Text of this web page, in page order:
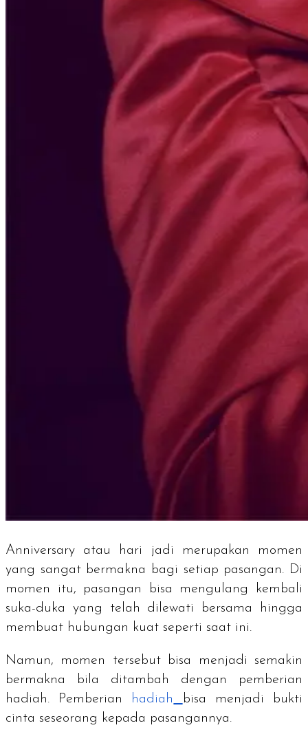
Anniversary atau hari jadi merupakan momen
yang sangat bermakna bagi setiap pasangan. Di
momen itu, pasangan bisa mengulang kembali
suka-duka yang telah dilewati bersama hingga
membuat hubungan kuat seperti saat ini.
Namun, momen tersebut bisa menjadi semakin
bermakna bila ditambah dengan pemberian
hadiah. Pemberian
hadiah
bisa menjadi bukti
cinta seseorang kepada pasangannya.